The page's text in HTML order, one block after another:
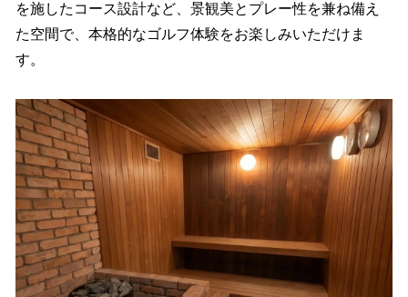
を施したコース設計など、景観美とプレー性を兼ね備え
た空間で、本格的なゴルフ体験をお楽しみいただけま
す。